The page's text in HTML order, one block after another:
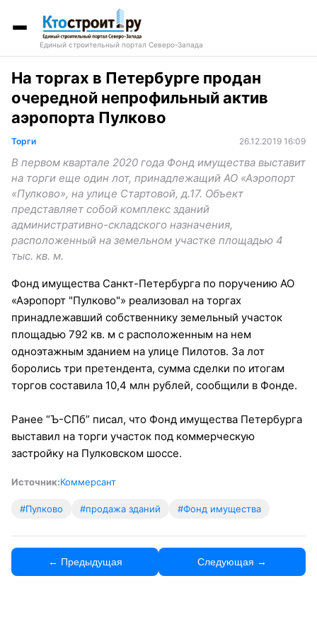
Единый строительный портал Северо-Запада
На торгах в Петербурге продан
очередной непрофильный актив
аэропорта Пулково
Торги 26.12.2019 16:09
В первом квартале 2020 года Фонд имущества выставит
на торги еще один лот, принадлежащий АО «Аэропорт
«Пулково», на улице Стартовой, д.17. Объект
представляет собой комплекс зданий
административно-складского назначения,
расположенный на земельном участке площадью 4
тыс. кв. м.
Фонд имущества Санкт-Петербурга по поручению АО
«Аэропорт "Пулково"» реализовал на торгах
принадлежавший собственнику земельный участок
площадью 792 кв. м с расположенным на нем
одноэтажным зданием на улице Пилотов. За лот
боролись три претендента, сумма сделки по итогам
торгов составила 10,4 млн рублей, сообщили в Фонде.
Ранее “Ъ-СПб” писал, что Фонд имущества Петербурга
выставил на торги участок под коммерческую
застройку на Пулковском шоссе.
Источник:Коммерсант
#Пулково #продажа зданий #Фонд имущества
← Предыдущая Следующая →